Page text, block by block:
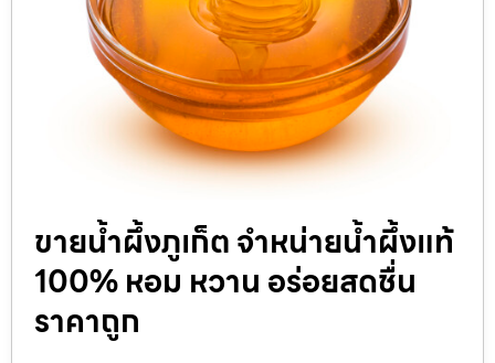
ขายน้ำผึ้งภูเก็ต จำหน่ายน้ำผึ้งแท้
100% หอม หวาน อร่อยสดชื่น
ราคาถูก